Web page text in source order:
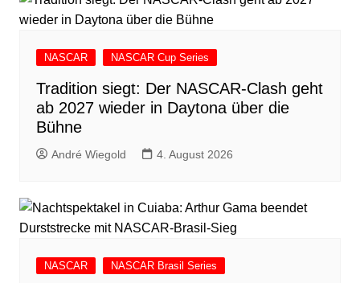
NASCAR NASCAR Cup Series
Tradition siegt: Der NASCAR-Clash geht
ab 2027 wieder in Daytona über die
Bühne
André Wiegold 4. August 2026
NASCAR NASCAR Brasil Series